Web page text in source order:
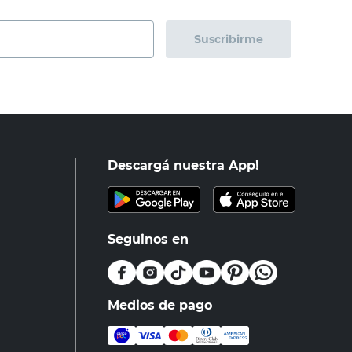
Suscribirme
Descargá nuestra App!
Seguinos en
Medios de pago